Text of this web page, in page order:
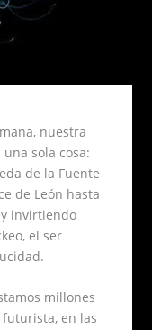
nuestra
sola cosa:
de la Fuente
de León hasta
invirtiendo
el ser
millones
en las